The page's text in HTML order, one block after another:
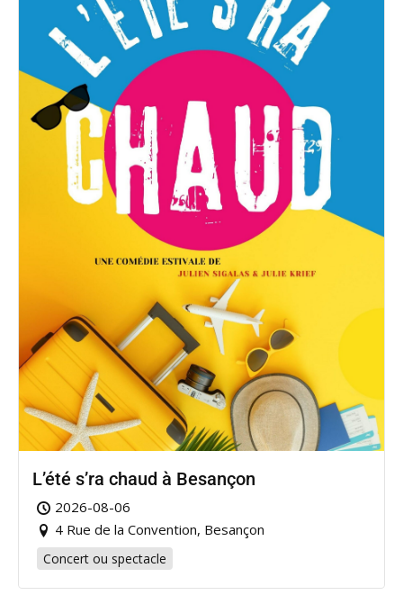
L’été s’ra chaud à Besançon
2026-08-06
4 Rue de la Convention, Besançon
Concert ou spectacle